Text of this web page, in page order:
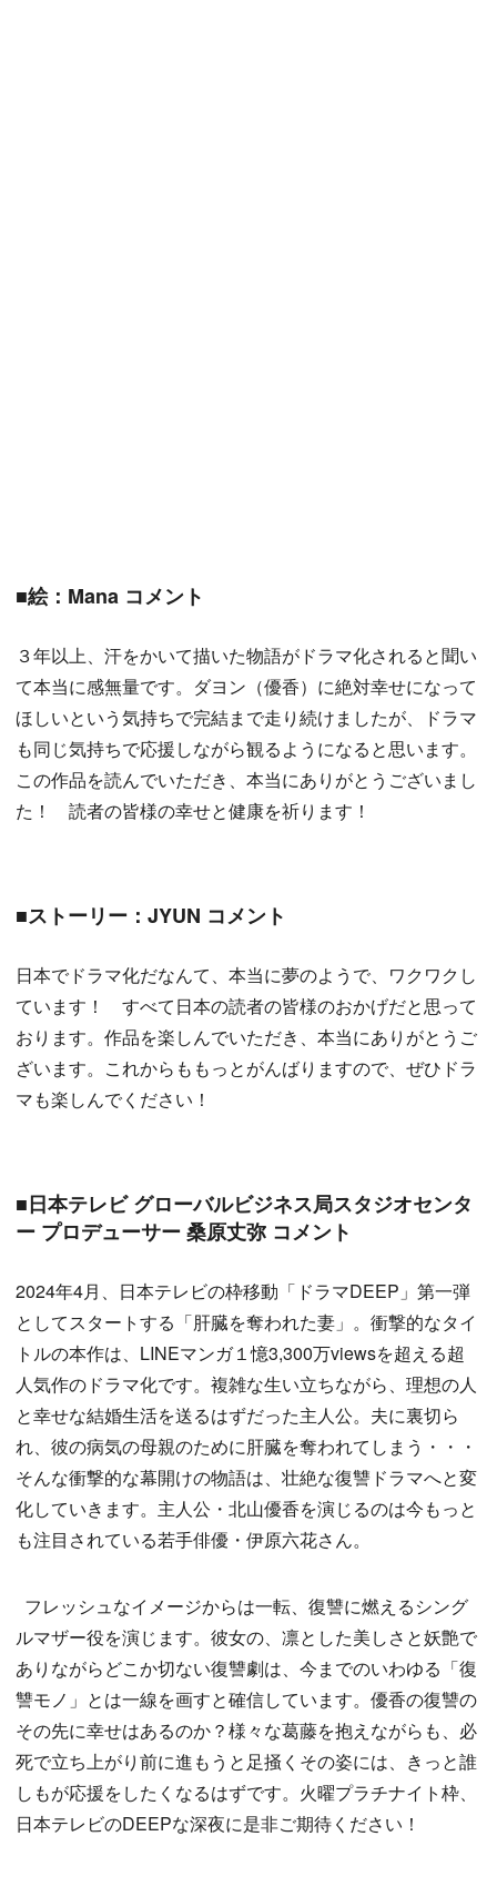
■絵：Mana コメント
３年以上、汗をかいて描いた物語がドラマ化されると聞い
て本当に感無量です。ダヨン（優香）に絶対幸せになって
ほしいという気持ちで完結まで走り続けましたが、ドラマ
も同じ気持ちで応援しながら観るようになると思います。
この作品を読んでいただき、本当にありがとうございまし
た！ 読者の皆様の幸せと健康を祈ります！
■ストーリー：JYUN コメント
日本でドラマ化だなんて、本当に夢のようで、ワクワクし
ています！ すべて日本の読者の皆様のおかげだと思って
おります。作品を楽しんでいただき、本当にありがとうご
ざいます。これからももっとがんばりますので、ぜひドラ
マも楽しんでください！
■日本テレビ グローバルビジネス局スタジオセンタ
ー プロデューサー 桑原丈弥 コメント
2024年4月、日本テレビの枠移動「ドラマDEEP」第一弾
としてスタートする「肝臓を奪われた妻」。衝撃的なタイ
トルの本作は、LINEマンガ１憶3,300万viewsを超える超
人気作のドラマ化です。複雑な生い立ちながら、理想の人
と幸せな結婚生活を送るはずだった主人公。夫に裏切ら
れ、彼の病気の母親のために肝臓を奪われてしまう・・・
そんな衝撃的な幕開けの物語は、壮絶な復讐ドラマへと変
化していきます。主人公・北山優香を演じるのは今もっと
も注目されている若手俳優・伊原六花さん。
フレッシュなイメージからは一転、復讐に燃えるシング
ルマザー役を演じます。彼女の、凛とした美しさと妖艶で
ありながらどこか切ない復讐劇は、今までのいわゆる「復
讐モノ」とは一線を画すと確信しています。優香の復讐の
その先に幸せはあるのか？様々な葛藤を抱えながらも、必
死で立ち上がり前に進もうと足掻くその姿には、きっと誰
しもが応援をしたくなるはずです。火曜プラチナイト枠、
日本テレビのDEEPな深夜に是非ご期待ください！